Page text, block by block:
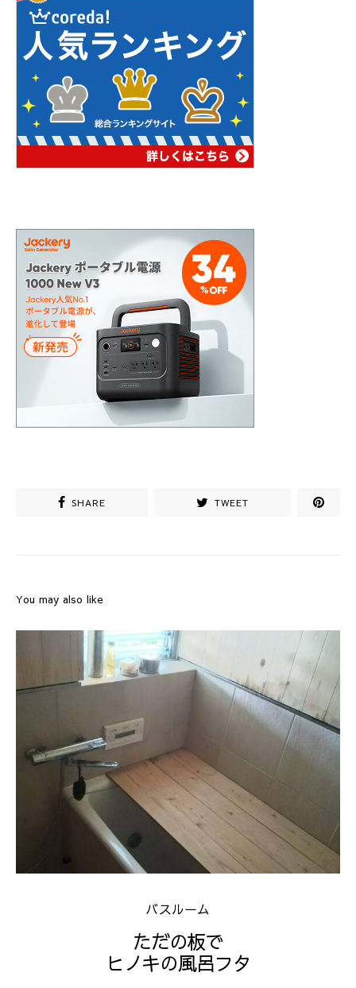
SHARE TWEET
You may also like
バスルーム
ただの板で
ヒノキの風呂フタ